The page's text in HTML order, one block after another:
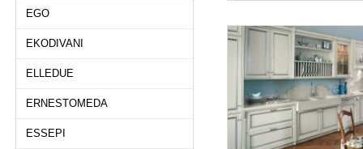
EGO
EKODIVANI
ELLEDUE
ERNESTOMEDA
ESSEPI